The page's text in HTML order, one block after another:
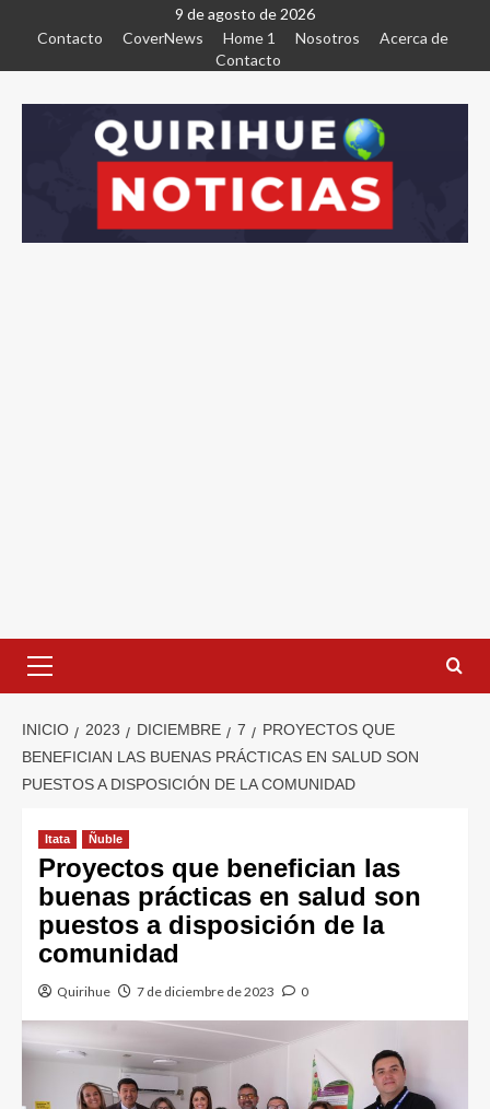
9 de agosto de 2026
Contacto
CoverNews Home 1 Nosotros
Acerca de
Contacto
INICIO 2023 DICIEMBRE 7
PROYECTOS QUE
BENEFICIAN LAS BUENAS PRÁCTICAS EN SALUD SON
PUESTOS A DISPOSICIÓN DE LA COMUNIDAD
Itata Ñuble
Proyectos que benefician las
buenas prácticas en salud son
puestos a disposición de la
comunidad
Quirihue 7 de diciembre de 2023 0